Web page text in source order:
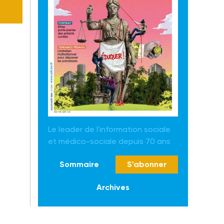
Le leader de l'information sociale
et médico-sociale depuis 70 ans
Sommaire S'abonner
Archives